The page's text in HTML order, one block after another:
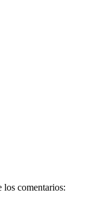
comentarios: